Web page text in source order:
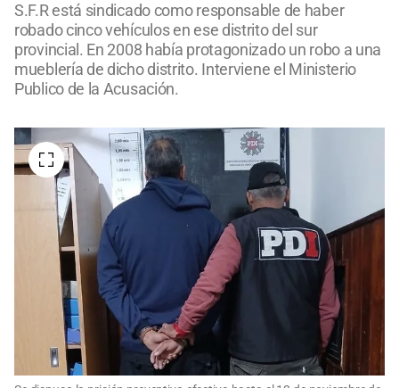
S.F.R está sindicado como responsable de haber
robado cinco vehículos en ese distrito del sur
provincial. En 2008 había protagonizado un robo a una
mueblería de dicho distrito. Interviene el Ministerio
Publico de la Acusación.